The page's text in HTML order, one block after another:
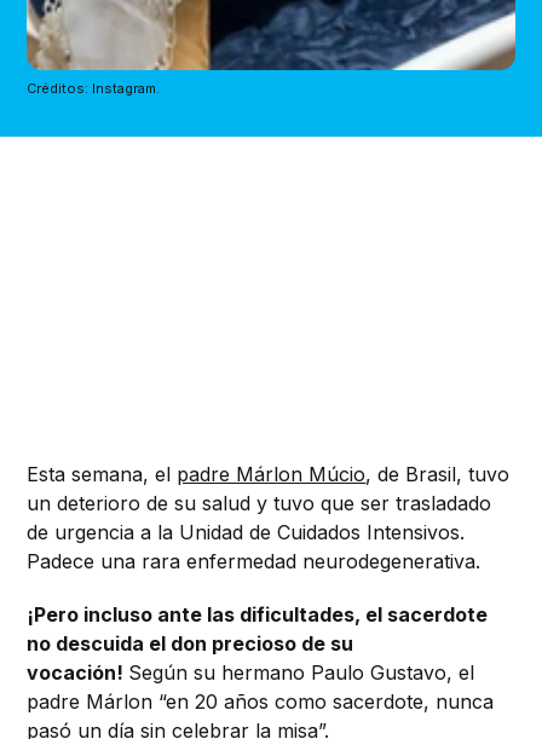
Créditos: Instagram.
Esta semana, el padre Márlon Múcio, de Brasil, tuvo
un deterioro de su salud ytuvo que ser trasladado
de urgencia a la Unidad de Cuidados Intensivos.
Padece una rara enfermedad neurodegenerativa.
¡Pero incluso ante las dificultades, el sacerdote
no descuida el don precioso de su
vocación! Según su hermano Paulo Gustavo, el
padre Márlon “en 20 años como sacerdote, nunca
pasó un día sin celebrar la misa”.